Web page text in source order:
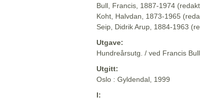
Bull, Francis, 1887-1974
Koht, Halvdan, 1873-1965
Seip, Didrik Arup, 1884-1963
Utgave:
Hundreårsutg. / ved Francis
Utgitt:
Oslo : Gyldendal, 1999
I: